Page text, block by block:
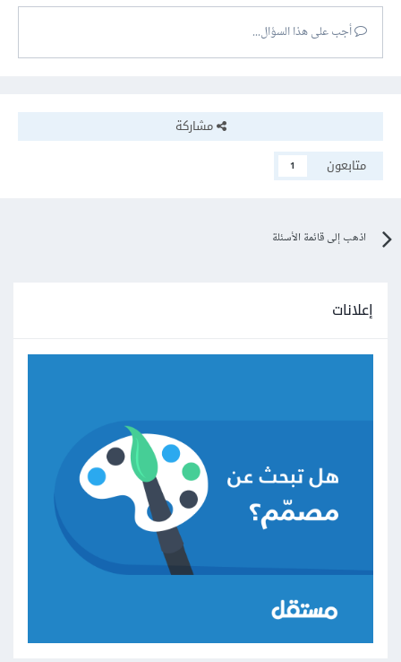
أجب على هذا السؤال...
مشاركة
متابعون
1
اذهب إلى قائمة الأسئلة
إعلانات